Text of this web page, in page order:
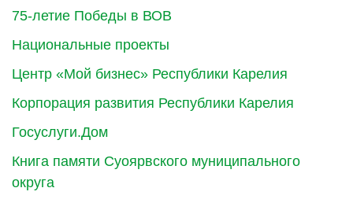
75-летие Победы в ВОВ
Национальные проекты
Центр «Мой бизнес» Республики Карелия
Корпорация развития Республики Карелия
Госуслуги.Дом
Книга памяти Суоярвского муниципального
округа